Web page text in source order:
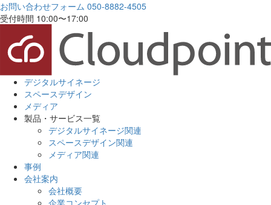
お問い合わせフォーム 050-8882-4505
受付時間 10:00〜17:00
デジタルサイネージ
スペースデザイン
メディア
製品・サービス一覧
デジタルサイネージ関連
スペースデザイン関連
メディア関連
事例
会社案内
会社概要